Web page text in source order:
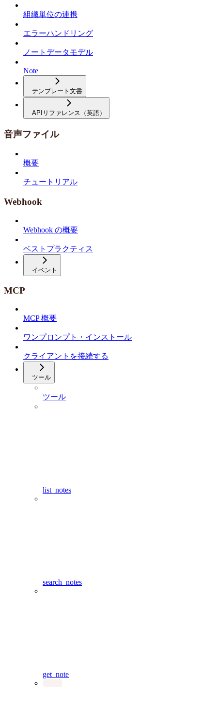
組織単位の連携
エラーハンドリング
ノートデータモデル
Note
テンプレート文書
APIリファレンス（英語）
音声ファイル
概要
チュートリアル
Webhook
Webhook の概要
ベストプラクティス
イベント
MCP
MCP 概要
ワンプロンプト・インストール
クライアントを接続する
ツール
ツール
list_notes
search_notes
get_note